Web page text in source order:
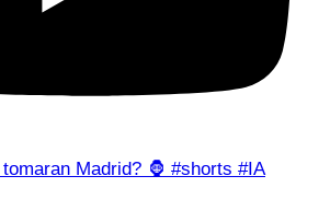
Madrid? 🦍 #shorts #IA